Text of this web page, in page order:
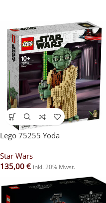
Lego 75255 Yoda
Star Wars
135,00 € inkl. 20% Mwst.